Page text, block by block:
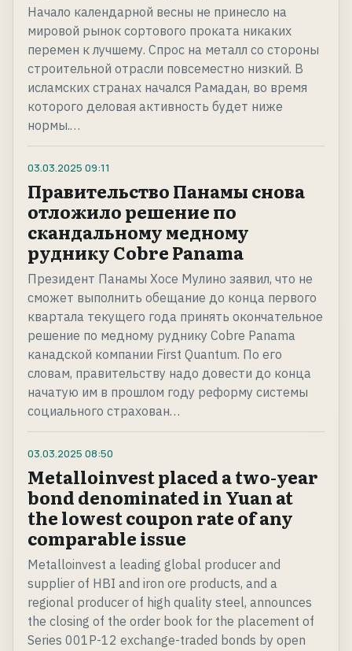
Начало календарной весны не принесло на
мировой рынок сортового проката никаких
перемен к лучшему. Спрос на металл со стороны
строительной отрасли повсеместно низкий. В
исламских странах начался Рамадан, во время
которого деловая активность будет ниже
нормы.…
03.03.2025 09:11
Правительство Панамы снова
отложило решение по
скандальному медному
руднику Cobre Panama
Президент Панамы Хосе Мулино заявил, что не
сможет выполнить обещание до конца первого
квартала текущего года принять окончательное
решение по медному руднику Cobre Panama
канадской компании First Quantum. По его
словам, правительству надо довести до конца
начатую им в прошлом году реформу системы
социального страхован…
03.03.2025 08:50
Metalloinvest placed a two-year
bond denominated in Yuan at
the lowest coupon rate of any
comparable issue
Metalloinvest a leading global producer and
supplier of HBI and iron ore products, and a
regional producer of high quality steel, announces
the closing of the order book for the placement of
Series 001P-12 exchange-traded bonds by open